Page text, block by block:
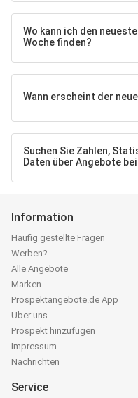
Wo kann ich den
Woche finden?
Wann erscheint der
Suchen Sie Zahlen,
Daten über Angebote
Information
Häufig gestellte Fragen
Werben?
Alle Angebote
Marken
Prospektangebote.de App
Über uns
Prospekt hinzufügen
Impressum
Nachrichten
Service